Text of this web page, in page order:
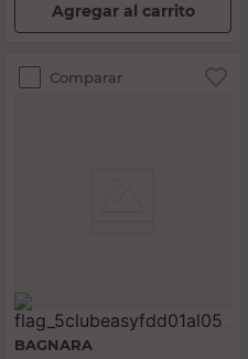
Agregar al carrito
Comparar
BAGNARA